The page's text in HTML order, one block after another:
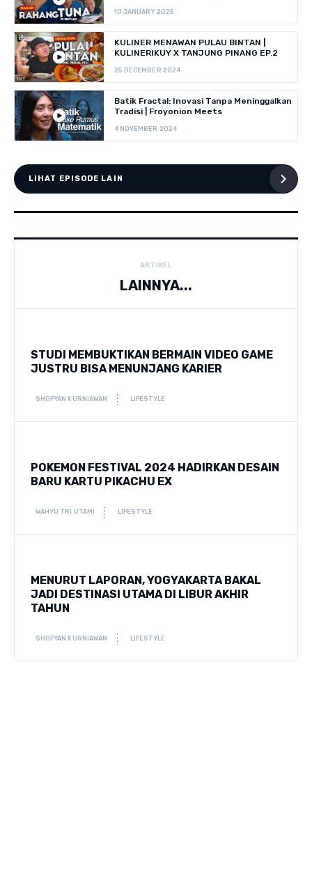
10 JANUARY 2025
KULINER MENAWAN PULAU BINTAN |
KULINERIKUY X TANJUNG PINANG EP.2
25 DECEMBER 2024
Batik Fractal: Inovasi Tanpa Meninggalkan
Tradisi | Froyonion Meets
4 NOVEMBER 2024
LIHAT EPISODE LAIN
ARTIKEL
LAINNYA...
STUDI MEMBUKTIKAN BERMAIN VIDEO GAME
JUSTRU BISA MENUNJANG KARIER
SHOFYAN KURNIAWAN LIFESTYLE
POKEMON FESTIVAL 2024 HADIRKAN DESAIN
BARU KARTU PIKACHU EX
WAHYU TRI UTAMI LIFESTYLE
MENURUT LAPORAN, YOGYAKARTA BAKAL
JADI DESTINASI UTAMA DI LIBUR AKHIR
TAHUN
SHOFYAN KURNIAWAN LIFESTYLE